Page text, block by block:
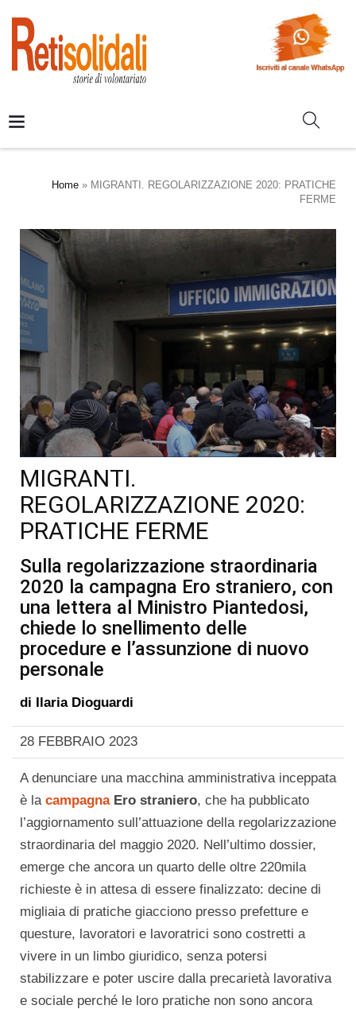
Home » MIGRANTI. REGOLARIZZAZIONE 2020: PRATICHE
FERME
MIGRANTI.
REGOLARIZZAZIONE 2020:
PRATICHE FERME
Sulla regolarizzazione straordinaria
2020 la campagna Ero straniero, con
una lettera al Ministro Piantedosi,
chiede lo snellimento delle
procedure e l’assunzione di nuovo
personale
di Ilaria Dioguardi
28 FEBBRAIO 2023
A denunciare una macchina amministrativa inceppata
è la campagna Ero straniero, che ha pubblicato
l’aggiornamento sull’attuazione della regolarizzazione
straordinaria del maggio 2020. Nell’ultimo dossier,
emerge che ancora un quarto delle oltre 220mila
richieste è in attesa di essere finalizzato: decine di
migliaia di pratiche giacciono presso prefetture e
questure, lavoratori e lavoratrici sono costretti a
vivere in un limbo giuridico, senza potersi
stabilizzare e poter uscire dalla precarietà lavorativa
e sociale perché le loro pratiche non sono ancora